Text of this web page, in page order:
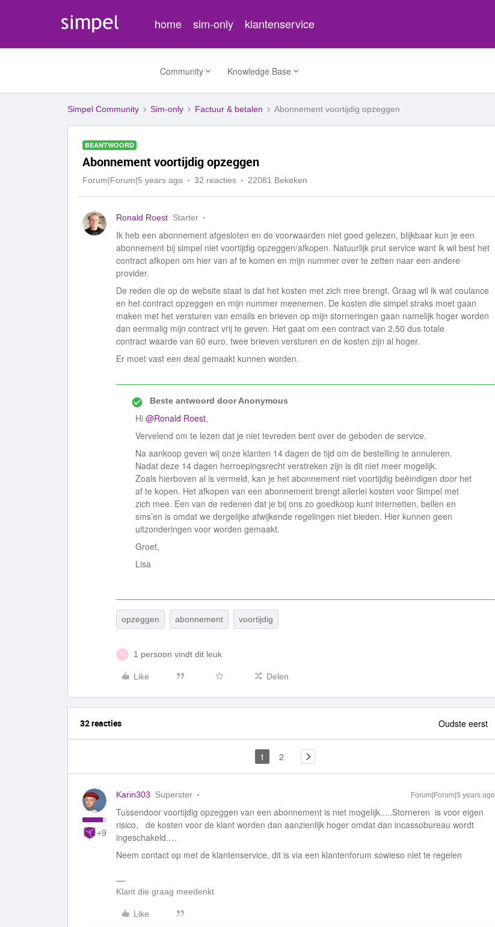
home sim-only klantenservice
Community Knowledge Base
Simpel Community Sim-only Factuur & betalen Abonnement voortijdig opzeggen
BEANTWOORD
Abonnement voortijdig opzeggen
Forum|Forum|5 years ago 32 reacties 22081 Bekeken
Ronald Roest Starter
Ik heb een abonnement afgesloten en de voorwaarden niet goed gelezen, blijkbaar kun je een
abonnement bij simpel niet voortijdig opzeggen/afkopen. Natuurlijk prut service want ik wil best het
contract afkopen om hier van af te komen en mijn nummer over te zetten naar een andere
provider.
De reden die op de website staat is dat het kosten met zich mee brengt. Graag wil ik wat coulance
en het contract opzeggen en mijn nummer meenemen. De kosten die simpel straks moet gaan
maken met het versturen van emails en brieven op mijn storneringen gaan namelijk hoger worden
dan eenmalig mijn contract vrij te geven. Het gaat om een contract van 2,50 dus totale
contract waarde van 60 euro, twee brieven versturen en de kosten zijn al hoger.
Er moet vast een deal gemaakt kunnen worden.
Beste antwoord doorAnonymous
Hi @Ronald Roest,
Vervelend om te lezen dat je niet tevreden bent over de geboden de service.
Na aankoop geven wij onze klanten 14 dagen de tijd om de bestelling te annuleren.
Nadat deze 14 dagen herroepingsrecht verstreken zijn is dit niet meer mogelijk.
Zoals hierboven al is vermeld, kan je het abonnement niet voortijdig beëindigen door het
af te kopen. Het afkopen van een abonnement brengt allerlei kosten voor Simpel met
zich mee. Een van de redenen dat je bij ons zo goedkoop kunt internetten, bellen en
sms’en is omdat we dergelijke afwijkende regelingen niet bieden. Hier kunnen geen
uitzonderingen voor worden gemaakt.
Groet,
Lisa
opzeggen abonnement voortijdig
R 1 persoon vindt dit leuk
Like Delen
32 reacties Oudste eerst
1 2
+9
Karin303 Superster Forum|Forum|5 years ago
Tussendoor voortijdig opzeggen van een abonnement is niet mogelijk.....Storneren is voor eigen
risico, de kosten voor de klant worden dan aanzienlijk hoger omdat dan incassobureau wordt
ingeschakeld.…
Neem contact op met de klantenservice, dit is via een klantenforum sowieso niet te regelen
Klant die graag meedenkt
Like